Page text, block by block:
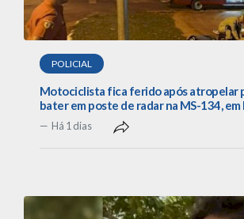
POLICIAL
Motociclista fica ferido após atropelar
bater em poste de radar na MS-134,
Há 1 dias